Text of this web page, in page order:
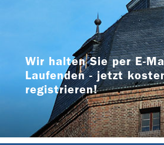
Wir halten Sie per E-
Laufenden - jetzt
registrieren!